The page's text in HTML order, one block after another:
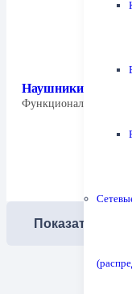
Наушники Radius
Функциональные
Показать еще